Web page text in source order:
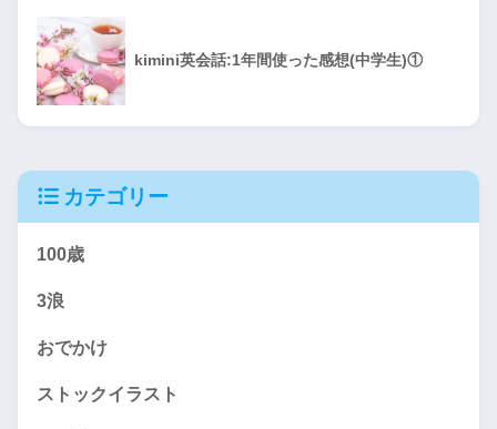
kimini英会話:1年間使った感想(中学生)①
カテゴリー
100歳
3浪
おでかけ
ストックイラスト